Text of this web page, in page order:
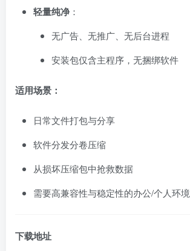
轻量纯净 ：
无广告、无推广、无后台进程
安装包仅含主程序，无捆绑软件
适用场景：
日常文件打包与分享
软件分发分卷压缩
从损坏压缩包中抢救数据
需要高兼容性与稳定性的办公/个人环境
下载地址